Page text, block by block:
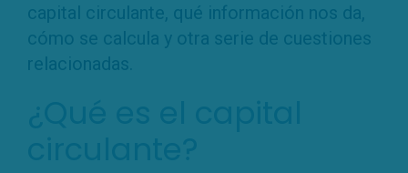
capital circulante, qué información nos da,
cómo se calcula y otra serie de cuestiones
relacionadas.